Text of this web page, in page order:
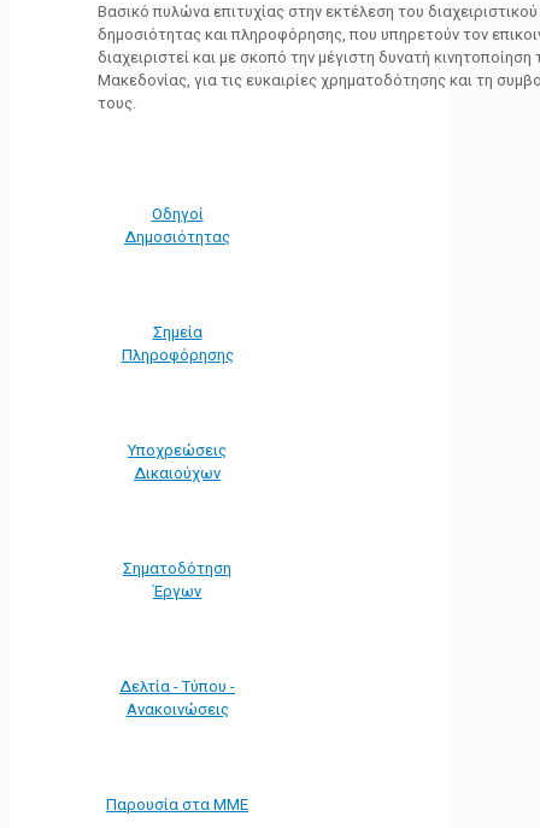
Βασικό πυλώνα επιτυχίας στην εκτέλεση του
δημοσιότητας και πληροφόρησης, που υπηρετούν τον
διαχειριστεί και με σκοπό την μέγιστη δυνατή
Μακεδονίας, για τις ευκαιρίες χρηματοδότησης και τη
τους.
Οδηγοί
Δημοσιότητας
Σημεία
Πληροφόρησης
Υποχρεώσεις
Δικαιούχων
Σηματοδότηση
Έργων
Δελτία - Τύπου -
Ανακοινώσεις
Παρουσία στα ΜΜΕ